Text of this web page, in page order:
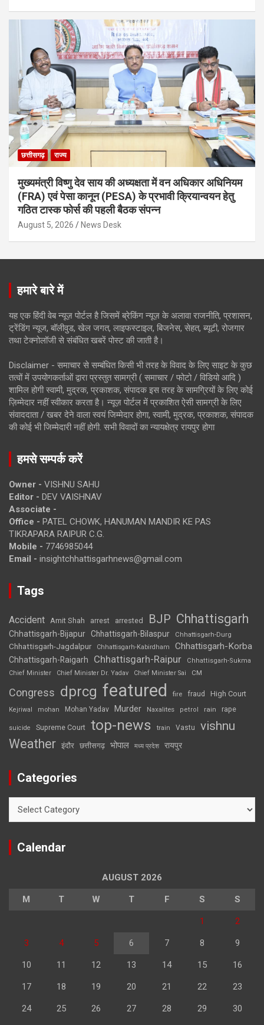
छत्तीसगढ़ राज्य
मुख्यमंत्री विष्णु देव साय की अध्यक्षता में वन अधिकार अधिनियम
(FRA) एवं पेसा कानून (PESA) के प्रभावी क्रियान्वयन हेतु
गठित टास्क फोर्स की पहली बैठक संपन्न
August 5, 2026 News Desk
हमारे बारे में
यह एक हिंदी वेब न्यूज़ पोर्टल है जिसमें ब्रेकिंग न्यूज़ के अलावा राजनीति, प्रशासन,
ट्रेंडिंग न्यूज, बॉलीवुड, खेल जगत, लाइफस्टाइल, बिजनेस, सेहत, ब्यूटी, रोजगार
तथा टेक्नोलॉजी से संबंधित खबरें पोस्ट की जाती है।
Disclaimer - समाचार से सम्बंधित किसी भी तरह के विवाद के लिए साइट के कुछ
तत्वों में उपयोगकर्ताओं द्वारा प्रस्तुत सामग्री ( समाचार / फोटो / विडियो आदि )
शामिल होगी स्वामी, मुद्रक, प्रकाशक, संपादक इस तरह के सामग्रियों के लिए कोई
ज़िम्मेदार नहीं स्वीकार करता है। न्यूज़ पोर्टल में प्रकाशित ऐसी सामग्री के लिए
संवाददाता / खबर देने वाला स्वयं जिम्मेदार होगा, स्वामी, मुद्रक, प्रकाशक, संपादक
की कोई भी जिम्मेदारी नहीं होगी. सभी विवादों का न्यायक्षेत्र रायपुर होगा
हमसे सम्पर्क करें
Owner - VISHNU SAHU
Editor - DEV VAISHNAV
Associate -
Office - PATEL CHOWK, HANUMAN MANDIR KE PAS
TIKRAPARA RAIPUR C.G.
Mobile - 7746985044
Email - insightchhattisgarhnews@gmail.com
Tags
Accident Amit Shah arrest arrested BJP Chhattisgarh
Chhattisgarh-Bijapur Chhattisgarh-Bilaspur Chhattisgarh-Durg
Chhattisgarh-Jagdalpur Chhattisgarh-Kabirdham Chhattisgarh-Korba
Chhattisgarh-Raigarh Chhattisgarh-Raipur
Chhattisgarh-Sukma
Chief Minister
Chief Minister Dr. Yadav Chief Minister Sai CM
Congress dprcg featured fire fraud High Court
Kejriwal mohan Mohan Yadav Murder Naxalites petrol rain rape
suicide Supreme Court top-news train Vastu vishnu
Weather इंदौर छत्तीसगढ़ भोपाल मध्य प्रदेश रायपुर
Categories
Calendar
AUGUST 2026
M T W T F S S
1 2
3 4 5 6 7 8 9
10 11 12 13 14 15 16
17 18 19 20 21 22 23
24 25 26 27 28 29 30